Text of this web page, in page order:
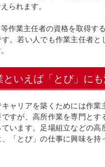
られます。
作業主任者の資格を取得す
。若い人でも作業主任者と
といえば「とび」にも
キャリアを築くためには作業
ですが、高所作業を専門とす
います。足場組立などの高
、「とび」の仕事に興味を持